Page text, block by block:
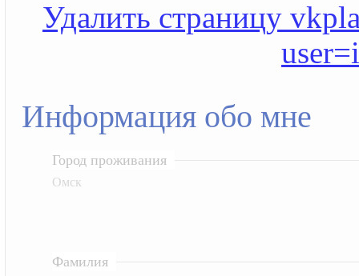
Удалить страницу
Информация обо мне
Город проживания
Омск
Фамилия